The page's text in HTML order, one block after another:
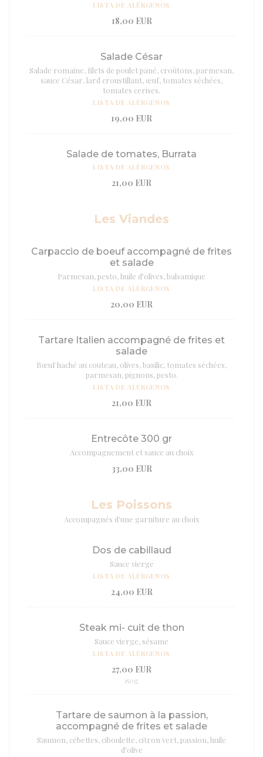
LISTA DE ALÉRGENOS
18,00 EUR
Salade César
Salade romaine, filets de poulet pané, croûtons, parmesan,
sauce César, lard croustillant, œuf, tomates séchées,
tomates cerises.
LISTA DE ALÉRGENOS
19,00 EUR
Salade de tomates, Burrata
LISTA DE ALÉRGENOS
21,00 EUR
Les Viandes
Carpaccio de boeuf accompagné de frites
et salade
Parmesan, pesto, huile d'olives, balsamique
LISTA DE ALÉRGENOS
20,00 EUR
Tartare Italien accompagné de frites et
salade
Bœuf haché au couteau, olives, basilic, tomates séchées,
parmesan, pignons, pesto.
LISTA DE ALÉRGENOS
21,00 EUR
Entrecôte 300 gr
Accompagnement et sauce au choix
33,00 EUR
Les Poissons
Accompagnés d'une garniture au choix
Dos de cabillaud
Sauce vierge
LISTA DE ALÉRGENOS
24,00 EUR
Steak mi- cuit de thon
Sauce vierge, sésame
LISTA DE ALÉRGENOS
27,00 EUR
150g
Tartare de saumon à la passion,
accompagné de frites et salade
Saumon, cébettes, ciboulette, citron vert, passion, huile
d'olive